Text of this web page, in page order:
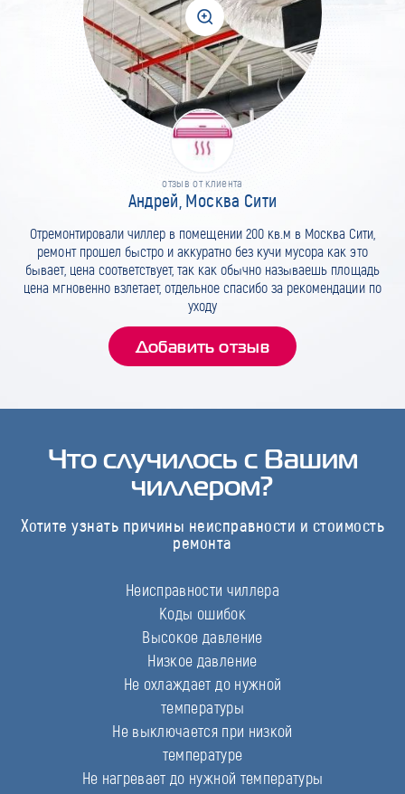
отзыв от клиента
Андрей, Москва Сити
Отремонтировали чиллер в помещении 200 кв.м в Москва Сити,
ремонт прошел быстро и аккуратно без кучи мусора как это
бывает, цена соответствует, так как обычно называешь площадь
цена мгновенно взлетает, отдельное спасибо за рекомендации по
уходу
Добавить отзыв
Что случилось с Вашим
чиллером?
Хотите узнать причины неисправности и стоимость
ремонта
Неисправности чиллера
Коды ошибок
Высокое давление
Низкое давление
Не охлаждает до нужной
температуры
Не выключается при низкой
температуре
Не нагревает до нужной температуры